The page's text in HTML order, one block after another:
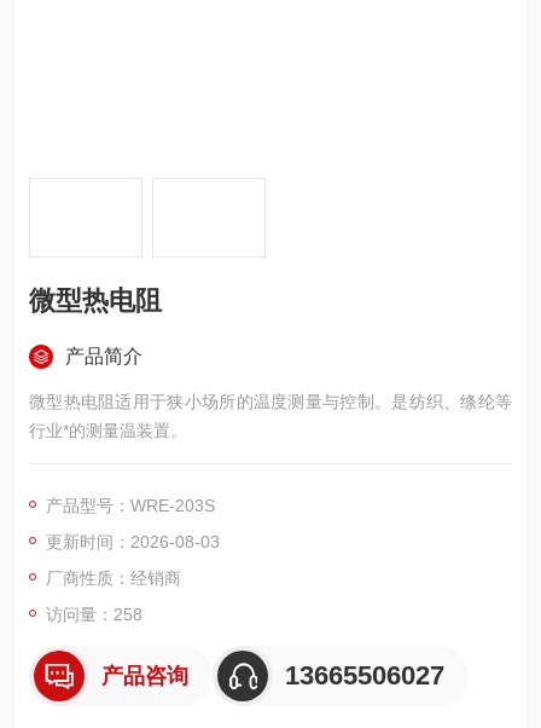
微型热电阻
产品简介
微型热电阻适用于狭小场所的温度测量与控制。是纺织、绦纶等
行业*的测量温装置。
产品型号：WRE-203S
更新时间：2026-08-03
厂商性质：经销商
访问量：258
产品咨询 13665506027